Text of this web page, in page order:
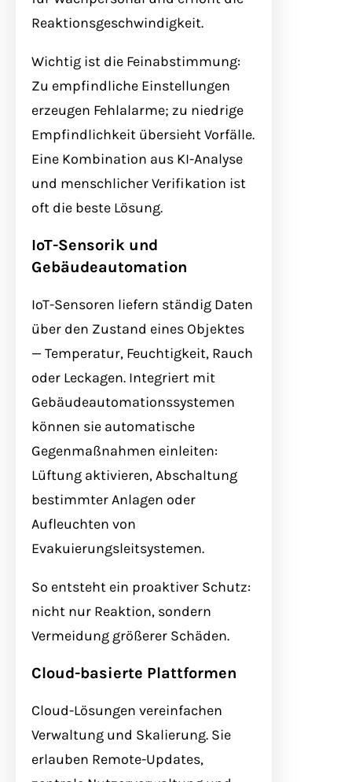
Reaktionsgeschwindigkeit.
Wichtig ist die Feinabstimmung:
Zu empfindliche Einstellungen
erzeugen Fehlalarme; zu niedrige
Empfindlichkeit übersieht Vorfälle.
Eine Kombination aus KI-Analyse
und menschlicher Verifikation ist
oft die beste Lösung.
IoT-Sensorik und
Gebäudeautomation
IoT-Sensoren liefern ständig Daten
über den Zustand eines Objektes
— Temperatur, Feuchtigkeit, Rauch
oder Leckagen. Integriert mit
Gebäudeautomationssystemen
können sie automatische
Gegenmaßnahmen einleiten:
Lüftung aktivieren, Abschaltung
bestimmter Anlagen oder
Aufleuchten von
Evakuierungsleitsystemen.
So entsteht ein proaktiver Schutz:
nicht nur Reaktion, sondern
Vermeidung größerer Schäden.
Cloud-basierte Plattformen
Cloud-Lösungen vereinfachen
Verwaltung und Skalierung. Sie
erlauben Remote-Updates,